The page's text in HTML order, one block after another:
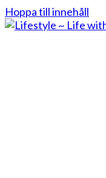
Hoppa till innehåll